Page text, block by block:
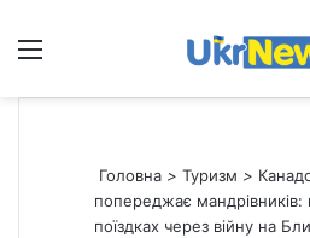
Меню
Головна > Туризм >
попереджає мандрівників:
поїздках через війну на